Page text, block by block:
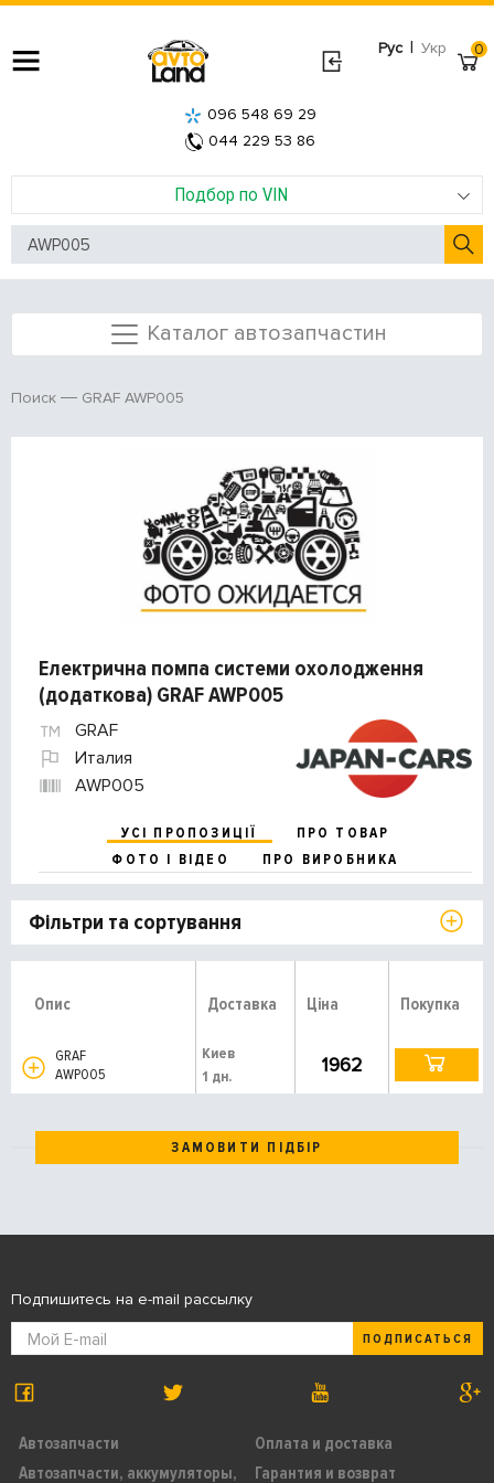
Рус | Укр
Подбор по VIN
096 548 69 29
044 229 53 86
0
Каталог автозапчастин
Поиск GRAF AWP005
Електрична помпа системи охолодження
(додаткова) GRAF AWP005
GRAF
Италия
AWP005
УСІ ПРОПОЗИЦІЇ
ПРО ТОВАР
ФОТО І ВІДЕО
ПРО ВИРОБНИКА
Фільтри та сортування
Опис Доставка Ціна Покупка
GRAF
AWP005
Киев
1 дн.
1962
ЗАМОВИТИ ПІДБІР
Автозапчасти
Автозапчасти, аккумуляторы,
Оплата и доставка
Гарантия и возврат
Подпишитесь на e-mail рассылку
ПОДПИСАТЬСЯ